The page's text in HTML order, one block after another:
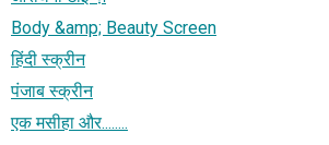
Body &amp; Beauty Screen
हिंदी स्क्रीन
पंजाब स्क्रीन
एक मसीहा और........